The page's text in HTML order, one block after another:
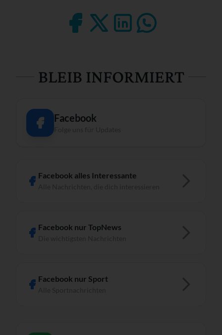
BLEIB INFORMIERT
Facebook
Facebook alles Interessante
Facebook nur TopNews
Facebook nur Sport